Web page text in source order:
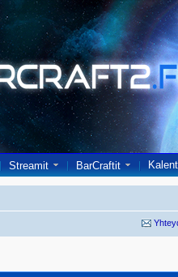
Streamit BarCraftit